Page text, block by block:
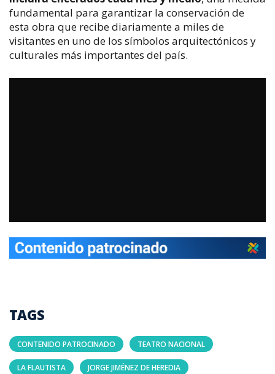
fundamental para garantizar la conservación de
esta obra que recibe diariamente a miles de
visitantes en uno de los símbolos arquitectónicos y
culturales más importantes del país.
TAGS
CONTENIDO PATROCINADO TEATRO NACIONAL
LA FLAUTISTA JORGE JIMÉNEZ DE HEREDIA